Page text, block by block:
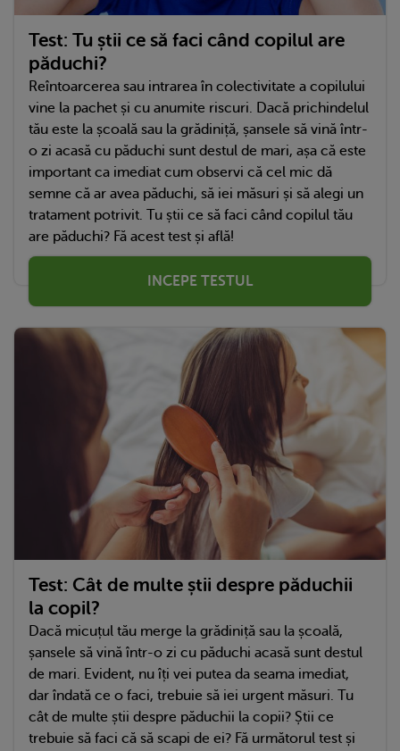
Test: Tu știi ce să faci când copilul are
păduchi?
Reîntoarcerea sau intrarea în colectivitate a copilului
vine la pachet și cu anumite riscuri. Dacă prichindelul
tău este la școală sau la grădiniță, șansele să vină într-
o zi acasă cu păduchi sunt destul de mari, așa că este
important ca imediat cum observi că cel mic dă
semne că ar avea păduchi, să iei măsuri și să alegi un
tratament potrivit. Tu știi ce să faci când copilul tău
are păduchi? Fă acest test și află!
INCEPE TESTUL
Test: Cât de multe știi despre păduchii
la copil?
Dacă micuțul tău merge la grădiniță sau la școală,
șansele să vină într-o zi cu păduchi acasă sunt destul
de mari. Evident, nu îți vei putea da seama imediat,
dar îndată ce o faci, trebuie să iei urgent măsuri. Tu
cât de multe știi despre păduchii la copii? Știi ce
trebuie să faci că să scapi de ei? Fă următorul test și